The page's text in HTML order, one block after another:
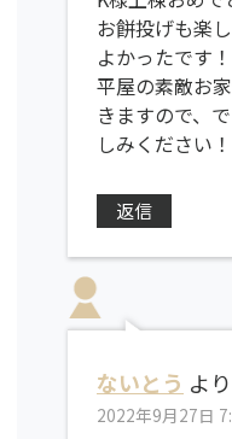
お餅投げも楽
よかったです！
平屋の素敵お
きますので、
しみください！
返信
ないとう よ
2022年9月27日